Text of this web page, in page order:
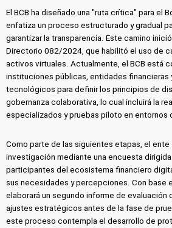
El BCB ha diseñado una "ruta crítica" para el
enfatiza un proceso estructurado y gradual
garantizar la transparencia. Este camino
Directorio 082/2024, que habilitó el uso de
activos virtuales. Actualmente, el BCB está
instituciones públicas, entidades financieras
tecnológicos para definir los principios de
gobernanza colaborativa, lo cual incluirá la
especializados y pruebas piloto en entornos
Como parte de las siguientes etapas, el ente
investigación mediante una encuesta
participantes del ecosistema financiero
sus necesidades y percepciones. Con base
elaborará un segundo informe de evaluación
ajustes estratégicos antes de la fase de
este proceso contempla el desarrollo de